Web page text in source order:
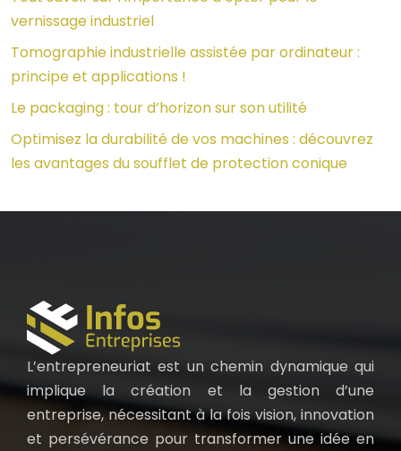
vernissage industriel
Tomographie industrielle assistée par ordinateur :
principe et applications !
Le packaging : tour d’horizon sur son utilité
Optimisez la durabilité de vos machines : découvrez
les avantages du soufflet de protection conique
L’entrepreneuriat est un chemin dynamique qui
implique la création et la gestion d’une
entreprise, nécessitant à la fois vision, innovation
et persévérance pour transformer une idée en